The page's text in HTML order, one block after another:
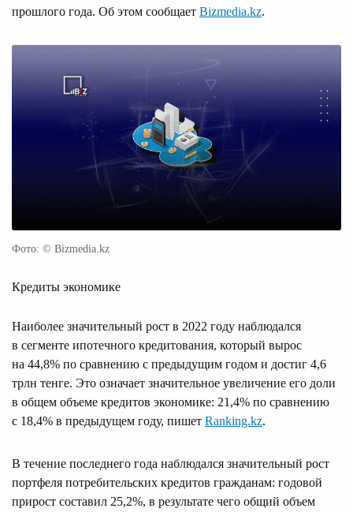
прошлого года. Об этом сообщает Bizmedia.kz.
Фото: © Bizmedia.kz
Кредиты экономике
Наиболее значительный рост в 2022 году наблюдался
в сегменте ипотечного кредитования, который вырос
на 44,8% по сравнению с предыдущим годом и достиг 4,6
трлн тенге. Это означает значительное увеличение его доли
в общем объеме кредитов экономике: 21,4% по сравнению
с 18,4% в предыдущем году, пишет Ranking.kz.
В течение последнего года наблюдался значительный рост
портфеля потребительских кредитов гражданам: годовой
прирост составил 25,2%, в результате чего общий объем